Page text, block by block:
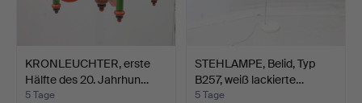
KRONLEUCHTER, erste
Hälfte des 20. Jahrhun…
5 Tage
STEHLAMPE, Belid, Typ
B257, weiß lackierte…
5 Tage